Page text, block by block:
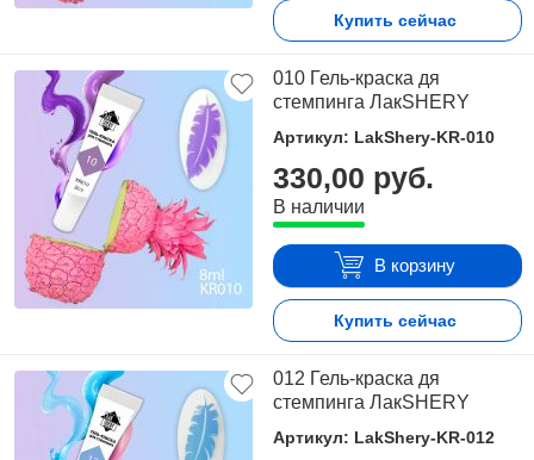
Купить сейчас
010 Гель-краска дя
стемпинга ЛакSHERY
Артикул: LakShery-KR-010
330,00 руб.
В наличии
В корзину
Купить сейчас
012 Гель-краска дя
стемпинга ЛакSHERY
Артикул: LakShery-KR-012